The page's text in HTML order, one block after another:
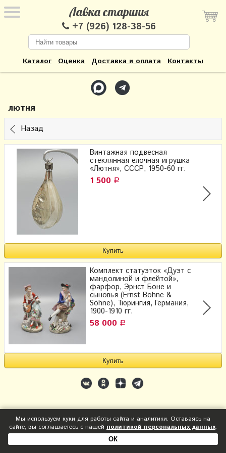
Лавка старины
+7 (926) 128-38-56
Каталог Оценка Доставка и оплата Контакты
лютня
Назад
Винтажная подвесная
стеклянная елочная игрушка
«Лютня», СССР, 1950-60 гг.
1 500 Р
Комплект статуэток «Дуэт с
мандолиной и флейтой»,
фарфор, Эрнст Боне и
сыновья (Ernst Bohne &
Söhne), Тюрингия, Германия,
1900-1910 гг.
58 000 Р
Мы используем куки для работы сайта и аналитики. Оставаясь на
сайте, вы соглашаетесь с нашей политикой персональных данных.
ОК